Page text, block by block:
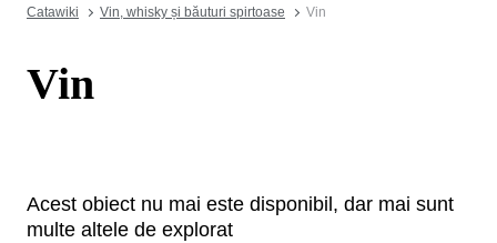
Catawiki Vin, whisky și băuturi spirtoase Vin
Vin
Acest obiect nu mai este disponibil, dar mai sunt
multe altele de explorat